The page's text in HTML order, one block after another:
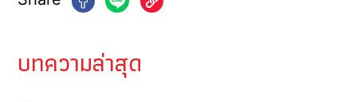
บทความล่าสุด